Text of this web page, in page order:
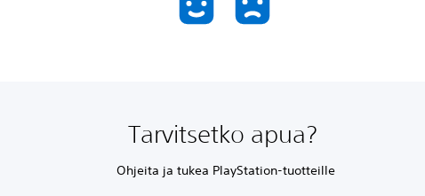
Tarvitsetko apua?
Ohjeita ja tukea PlayStation-tuotteille